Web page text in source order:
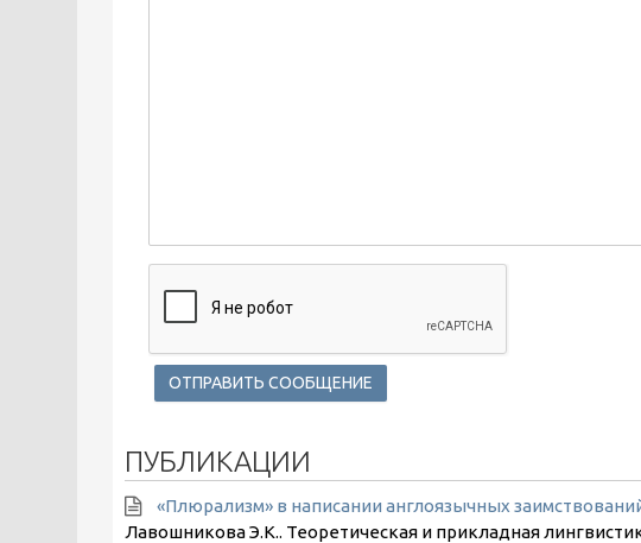
ПУБЛИКАЦИИ
«Плюрализм» в написании англоязычных заимствований
Лавошникова Э.К.. Теоретическая и прикладная